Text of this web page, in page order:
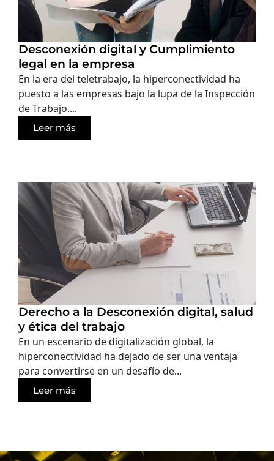
Desconexión digital y Cumplimiento
legal en la empresa
En la era del teletrabajo, la hiperconectividad ha
puesto a las empresas bajo la lupa de la Inspección
de Trabajo....
Leer más
Derecho a la Desconexión digital, salud
y ética del trabajo
En un escenario de digitalización global, la
hiperconectividad ha dejado de ser una ventaja
para convertirse en un desafío de...
Leer más